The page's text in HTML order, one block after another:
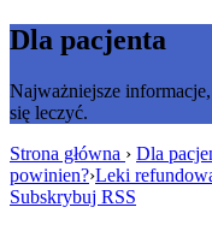
Dla pacjenta
Najważniejsze
się leczyć.
Strona główna › Dla
powinien?›Leki
Subskrybuj RSS